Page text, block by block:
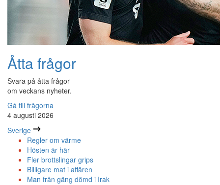
Åtta frågor
Svara på åtta frågor
om veckans nyheter.
Gå till frågorna
4 augusti 2026
Sverige
Regler om värme
Hösten är här
Fler brottslingar grips
Billigare mat i affären
Man från gäng dömd i Irak